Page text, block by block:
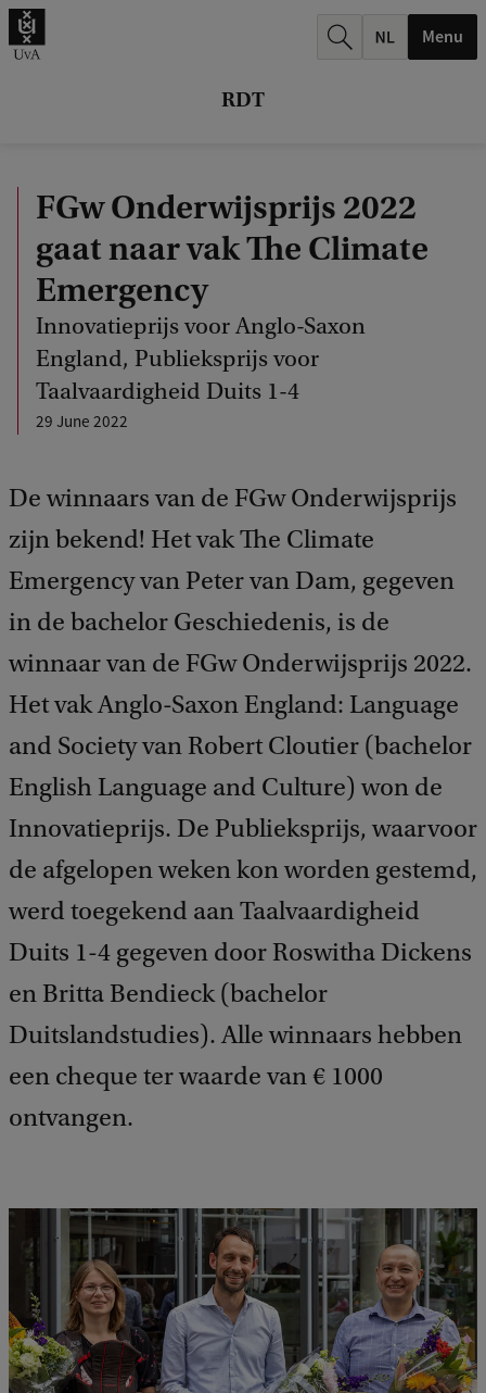
RDT
.
Menu
FGw Onderwijsprijs 2022
gaat naar vak The Climate
Emergency
Innovatieprijs voor Anglo-Saxon
England, Publieksprijs voor
Taalvaardigheid Duits 1-4
29 June 2022
De winnaars van de FGw Onderwijsprijs
zijn bekend! Het vak The Climate
Emergency van Peter van Dam, gegeven
in de bachelor Geschiedenis, is de
winnaar van de FGw Onderwijsprijs 2022.
Het vak Anglo-Saxon England: Language
and Society van Robert Cloutier (bachelor
English Language and Culture) won de
Innovatieprijs. De Publieksprijs, waarvoor
de afgelopen weken kon worden gestemd,
werd toegekend aan Taalvaardigheid
Duits 1-4 gegeven door Roswitha Dickens
en Britta Bendieck (bachelor
Duitslandstudies). Alle winnaars hebben
een cheque ter waarde van € 1000
ontvangen.